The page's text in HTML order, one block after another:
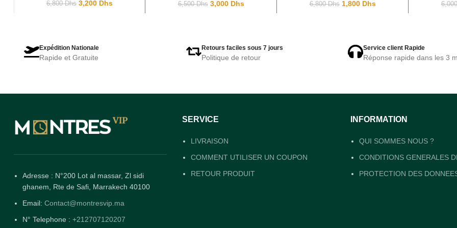
6,800Dhs 3,200 Dhs 6,500Dhs 3,000 Dhs 6,800Dhs 1,800 Dhs
Expédition Nationale
Rapide et Gratuite
Retours faciles sous 7 jours
Politique de retour
Service client Rapide
Réponse rapide dans les 3
Adresse : N°200 Lot al massar, Zl sidi
ghanem, Rte de Safi, Marrakech 40100
Email: Contact@montresvip.ma
N° Telephone : +212707120207
SERVICE
LIVRAISON
COMMENT UTILISER UN COUPON
RETOUR PRODUIT
INFORMATION
QUI SOMMES NOUS ?
CONDITIONS GENERALES
PROTECTION DES